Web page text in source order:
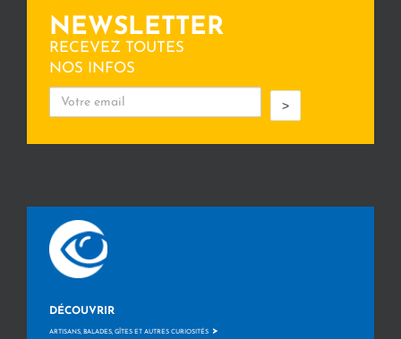
NEWSLETTER
RECEVEZ TOUTES
NOS INFOS
>
DÉCOUVRIR
ARTISANS, BALADES, GÎTES ET AUTRES CURIOSITÉS >